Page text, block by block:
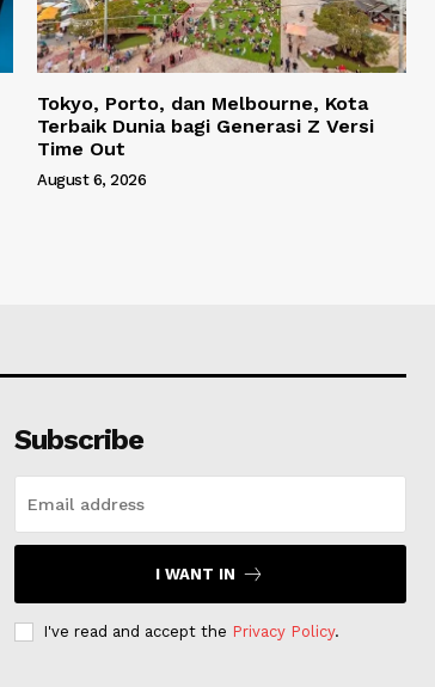
Tokyo, Porto, dan Melbourne, Kota
Terbaik Dunia bagi Generasi Z Versi
Time Out
August 6, 2026
Subscribe
I WANT IN
I've read and accept the Privacy Policy.